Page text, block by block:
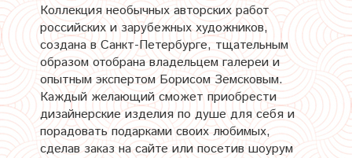
Коллекция необычных авторских работ
российских и зарубежных художников,
создана в Санкт-Петербурге, тщательным
образом отобрана владельцем галереи и
опытным экспертом Борисом Земсковым.
Каждый желающий сможет приобрести
дизайнерские изделия по душе для себя и
порадовать подарками своих любимых,
сделав заказ на сайте или посетив шоурум